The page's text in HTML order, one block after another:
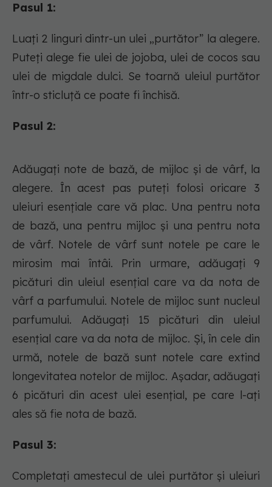
Pasul 1:
Luați 2 linguri dintr-un ulei „purtător” la alegere.
Puteți alege fie ulei de jojoba, ulei de cocos sau
ulei de migdale dulci. Se toarnă uleiul purtător
într-o sticluță ce poate fi închisă.
Pasul 2:
Adăugați note de bază, de mijloc și de vârf, la
alegere. În acest pas puteți folosi oricare 3
uleiuri esențiale care vă plac. Una pentru nota
de bază, una pentru mijloc și una pentru nota
de vârf. Notele de vârf sunt notele pe care le
mirosim mai întâi. Prin urmare, adăugați 9
picături din uleiul esențial care va da nota de
vârf a parfumului. Notele de mijloc sunt nucleul
parfumului. Adăugați 15 picături din uleiul
esențial care va da nota de mijloc. Și, în cele din
urmă, notele de bază sunt notele care extind
longevitatea notelor de mijloc. Așadar, adăugați
6 picături din acest ulei esențial, pe care l-ați
ales să fie nota de bază.
Pasul 3:
Completați amestecul de ulei purtător și uleiuri